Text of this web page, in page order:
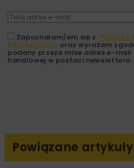
Zapoznałam/em się z Polityką
Regulaminem oraz wyrażam
podany przeze mnie adres e-mail
handlowej w postaci newslettera.
Powiązane artykuły